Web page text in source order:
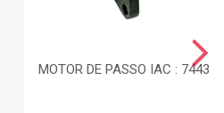
MOTOR DE PASSO IAC : 7443